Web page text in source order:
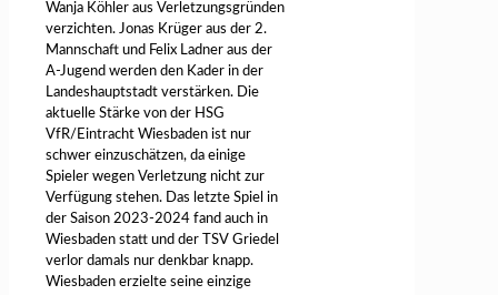
Wanja Köhler aus Verletzungsgründen
verzichten. Jonas Krüger aus der 2.
Mannschaft und Felix Ladner aus der
A-Jugend werden den Kader in der
Landeshauptstadt verstärken. Die
aktuelle Stärke von der HSG
VfR/Eintracht Wiesbaden ist nur
schwer einzuschätzen, da einige
Spieler wegen Verletzung nicht zur
Verfügung stehen. Das letzte Spiel in
der Saison 2023-2024 fand auch in
Wiesbaden statt und der TSV Griedel
verlor damals nur denkbar knapp.
Wiesbaden erzielte seine einzige